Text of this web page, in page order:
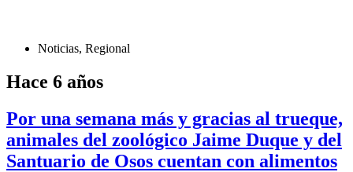
Noticias, Regional
Hace 6 años
Por una semana más y gracias al trueque,
animales del zoológico Jaime Duque y del
Santuario de Osos cuentan con alimentos